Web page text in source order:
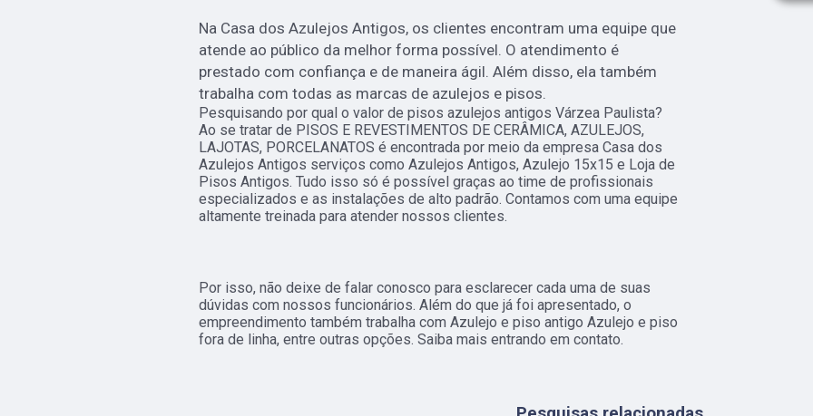
Na Casa dos Azulejos Antigos, os clientes encontram uma equipe que
atende ao público da melhor forma possível. O atendimento é
prestado com confiança e de maneira ágil. Além disso, ela também
trabalha com todas as marcas de azulejos e pisos.
Pesquisando por qual o valor de pisos azulejos antigos Várzea Paulista?
Ao se tratar de PISOS E REVESTIMENTOS DE CERÂMICA, AZULEJOS,
LAJOTAS, PORCELANATOS é encontrada por meio da empresa Casa dos
Azulejos Antigos serviços como Azulejos Antigos, Azulejo 15x15 e Loja de
Pisos Antigos. Tudo isso só é possível graças ao time de profissionais
especializados e as instalações de alto padrão. Contamos com uma equipe
altamente treinada para atender nossos clientes.
Por isso, não deixe de falar conosco para esclarecer cada uma de suas
dúvidas com nossos funcionários. Além do que já foi apresentado, o
empreendimento também trabalha com Azulejo e piso antigo Azulejo e piso
fora de linha, entre outras opções. Saiba mais entrando em contato.